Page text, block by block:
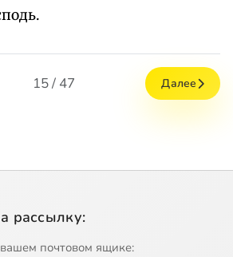
15 / 47 Далее
рассылку:
почтовом ящике: